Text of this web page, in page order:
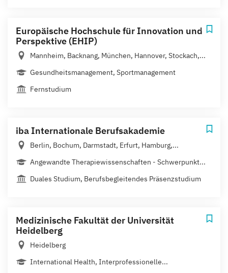
Europäische Hochschule für Innovation und
Perspektive (EHIP)
Mannheim, Backnang, München, Hannover, Stockach,...
Gesundheitsmanagement, Sportmanagement
Fernstudium
iba Internationale Berufsakademie
Berlin, Bochum, Darmstadt, Erfurt, Hamburg,...
Angewandte Therapiewissenschaften - Schwerpunkt...
Duales Studium, Berufsbegleitendes Präsenzstudium
Medizinische Fakultät der Universität
Heidelberg
Heidelberg
International Health, Interprofessionelle...